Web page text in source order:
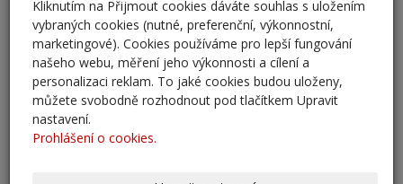
Věřím, že vše zvládneme v pohodě.
Mgr. Jiří Slavík
AKTUALITY
přestup 6. ročník 2026
Kliknutím na Přijmout cookies dáváte souhlas s uložením
vybraných cookies (nutné, preferenční, výkonnostní,
marketingové). Cookies používáme pro lepší fungování
našeho webu, měření jeho výkonnosti a cílení a
personalizaci reklam. To jaké cookies budou uloženy,
můžete svobodně rozhodnout pod tlačítkem Upravit
nastavení.
Prohlášení o cookies.